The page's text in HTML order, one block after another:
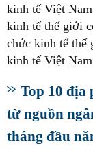
kinh tế Việt
kinh tế thế giới
chức kinh tế thế
kinh tế Việt
Top 10 địa
từ nguồn
tháng đầu